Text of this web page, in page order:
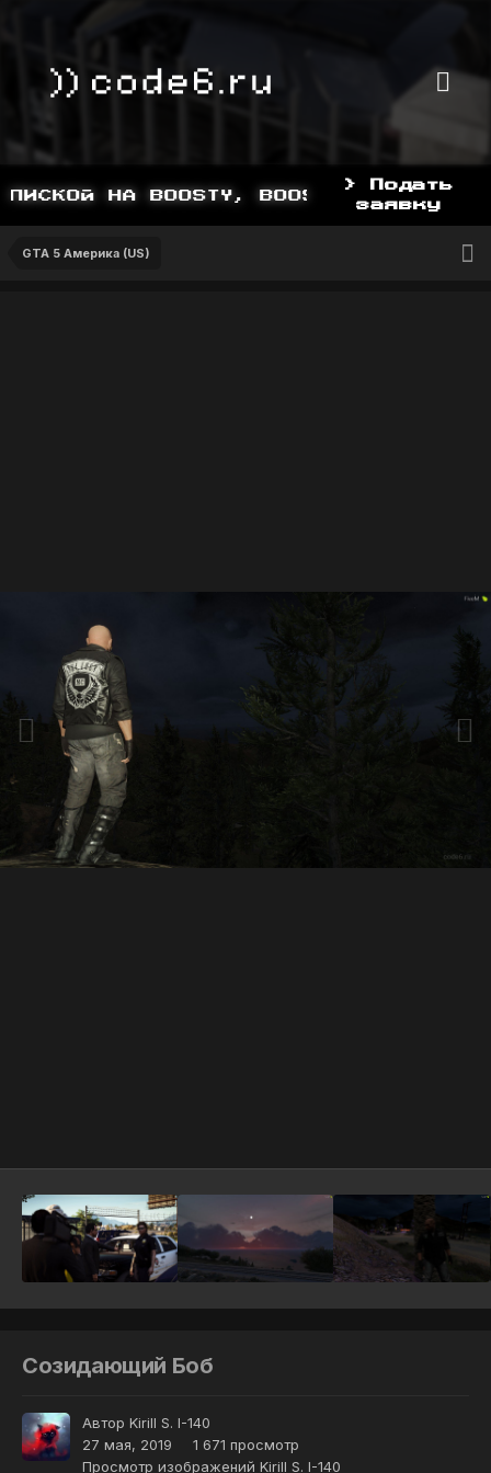
НА BOOSTY, BOOSTY.TO/YDDY
> Подать
заявку
GTA 5 Америка (US)
Созидающий Боб
Автор Kirill S. I-140
27 мая, 2019
1 671 просмотр
Просмотр изображений Kirill S. I-140